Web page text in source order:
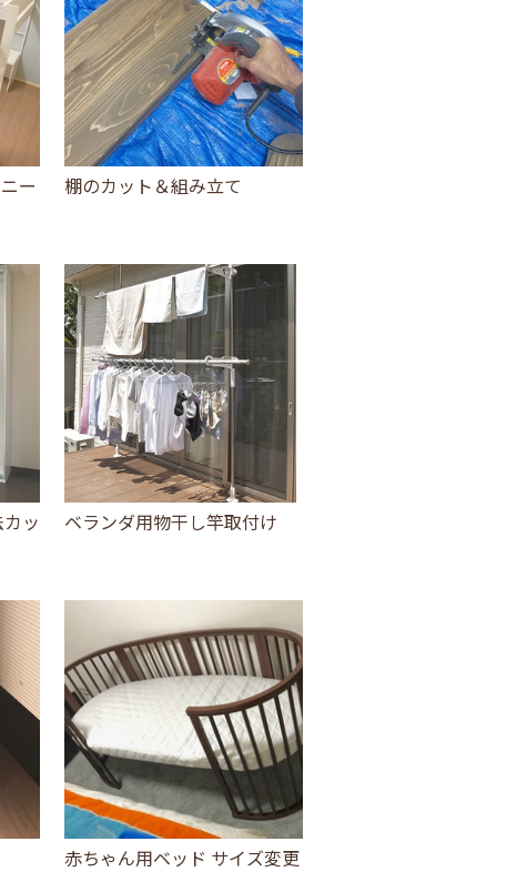
ー
棚のカット＆組み立て
ッ
ベランダ用物干し竿取付け
赤ちゃん用ベッド サイズ変更